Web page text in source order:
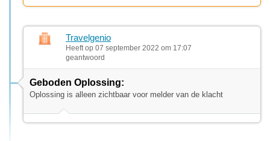
Travelgenio
Heeft op 07 september 2022 om 17:07
geantwoord
Geboden Oplossing:
Oplossing is alleen zichtbaar voor melder van de klacht